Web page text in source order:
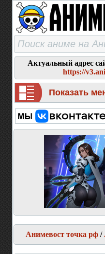
Актуальный адрес
https://
Показать
Анимевост точка рф/